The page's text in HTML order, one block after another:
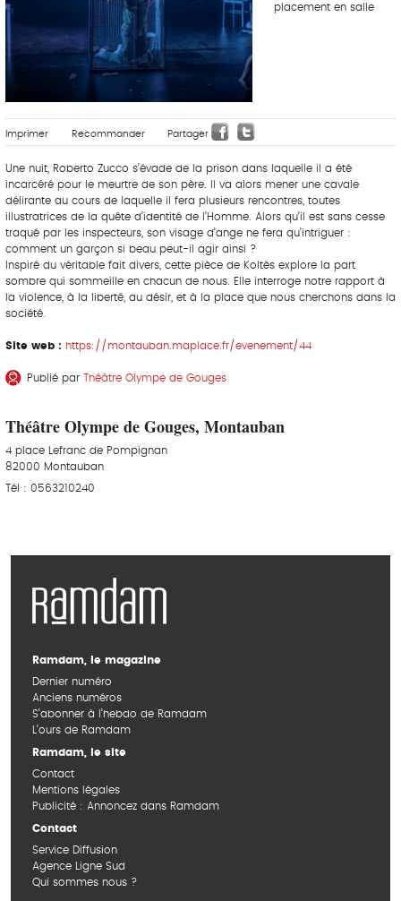
placement en salle
Imprimer Recommander Partager
Une nuit, Roberto Zucco s’évade de la prison dans laquelle il a été
incarcéré pour le meurtre de son père. Il va alors mener une cavale
délirante au cours de laquelle il fera plusieurs rencontres, toutes
illustratrices de la quête d’identité de l’Homme. Alors qu’il est sans cesse
traqué par les inspecteurs, son visage d’ange ne fera qu’intriguer :
comment un garçon si beau peut-il agir ainsi ?
Inspiré du véritable fait divers, cette pièce de Koltès explore la part
sombre qui sommeille en chacun de nous. Elle interroge notre rapport à
la violence, à la liberté, au désir, et à la place que nous cherchons dans la
société.
Site web : https://montauban.maplace.fr/evenement/44
Publié par Théâtre Olympe de Gouges
Théâtre Olympe de Gouges, Montauban
4 place Lefranc de Pompignan
82000 Montauban
Tél : 0563210240
Ramdam, le magazine
Dernier numéro
Anciens numéros
S’abonner à l’hebdo de Ramdam
L’ours de Ramdam
Ramdam, le site
Contact
Mentions légales
Publicité : Annoncez dans Ramdam
Contact
Service Diffusion
Agence Ligne Sud
Qui sommes nous ?